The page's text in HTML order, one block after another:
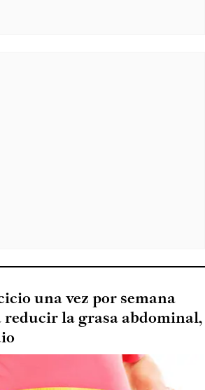
una vez por semana
reducir la grasa abdominal,